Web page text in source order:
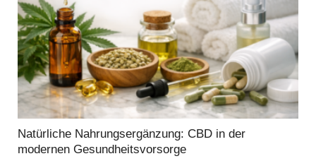
Natürliche Nahrungsergänzung: CBD in der
modernen Gesundheitsvorsorge